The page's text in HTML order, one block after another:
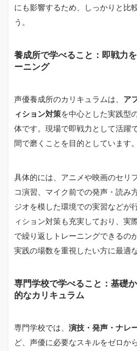
にも影響するため、しっかりと比
う。
養成所で学べること：即戦力
ーニング
声優養成所のカリキュラムは、 ア
ィション対策を中心とした実践型
体です。現場で即戦力として活躍
間で磨くことを目的としています。
具体的には、アニメや映画のセリ
コ演習、マイク前での発声・読み
ジオを模した環境での実習などが
ィション対策も充実しており、実
で繰り返しトレーニングできるの
実践の場数を重視したい方に最適
専門学校で学べること：基礎
的なカリキュラム
専門学校では、 演技・発声・ナレ
ど、声優に必要なスキルをゼロか